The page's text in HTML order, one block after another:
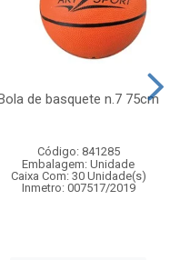
de basquete n.7 75cm
Código: 841285
Embalagem: Unidade
Caixa Com: 30 Unidade(s)
Inmetro: 007517/2019